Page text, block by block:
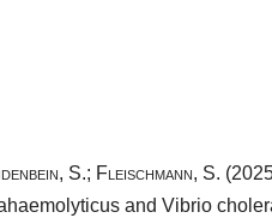
S.; Fleischmann, S.
and Vibrio